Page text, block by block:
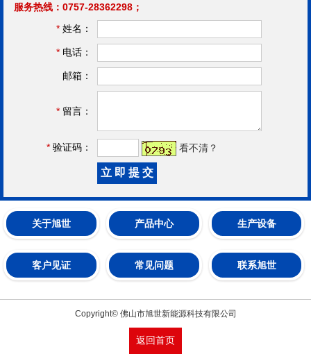
服务热线：0757-28362298；
* 姓名：
* 电话：
邮箱：
* 留言：
* 验证码： 看不清？
关于旭世 产品中心 生产设备
客户见证 常见问题 联系旭世
Copyright© 佛山市旭世新能源科技有限公司
返回首页